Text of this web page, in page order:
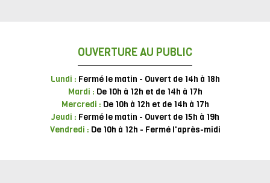
OUVERTURE AU PUBLIC
Lundi : Fermé le matin - Ouvert de 14h à 18h
Mardi : De 10h à 12h et de 14h à 17h
Mercredi : De 10h à 12h et de 14h à 17h
Jeudi : Fermé le matin - Ouvert de 15h à 19h
Vendredi : De 10h à 12h - Fermé l'après-midi